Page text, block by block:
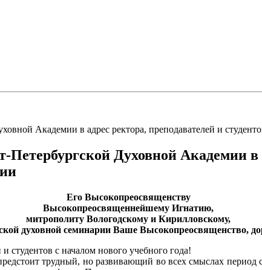
Академии в адрес ректора, преподавателей и
Петербургской Духовной Академии в
Его Высокопреосвященству
Высокопреосвященнейшему Игнатию,
митрополиту Вологодскому и Кирилловскому,
духовной семинарии Ваше Высокопреосвященство,
студентов с началом нового учебного года!
трудный, но развивающий во всех смыслах